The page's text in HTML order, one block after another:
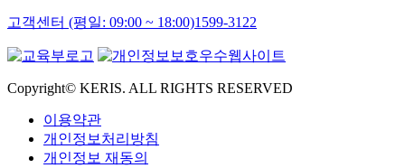
고객센터 (평일: 09:00 ~ 18:00)1599-3122
Copyright© KERIS. ALL RIGHTS RESERVED
이용약관
개인정보처리방침
개인정보 재동의